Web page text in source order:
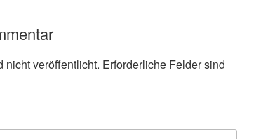
nicht veröffentlicht. Erforderliche Felder sind